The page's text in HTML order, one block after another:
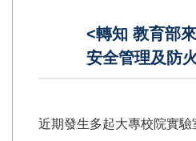
<轉知 教育部
安全管理及防
近期發生多起大專校院實